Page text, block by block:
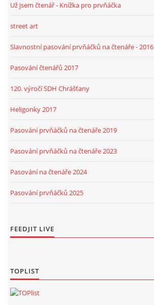
Už jsem čtenář - Knížka pro prvňáčka
street art
Slavnostní pasování prvňáčků na čtenáře - 2016
Pasování čtenářů 2017
120. výročí SDH Chrášťany
Heligonky 2017
Pasování prvňáčků na čtenáře 2019
Pasování prvňáčků na čtenáře 2023
Pasování na čtenáře 2024
Pasování prvňáčků 2025
FEEDJIT LIVE
TOPLIST